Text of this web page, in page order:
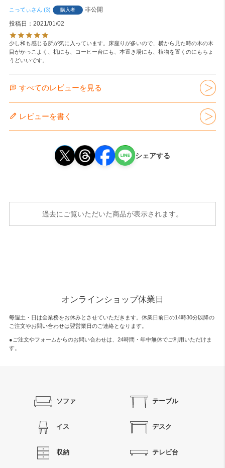
こってぃ 3 購入者
非公開
投稿日
2021/01/02
少し和も感じる所が気に入っています。床座りが多いので、横から見た時の木の木
目がかっこよく、机にも、コーヒー台にも、本置き場にも、植物を置くのにもちょ
うどいいです。
すべてのレビューを見る
レビューを書く
シェアする
過去にご覧いただいた商品が表示されます。
オンラインショップ休業日
毎週土・日は全業務をお休みとさせていただきます。休業日前日の14時30分以降の
ご注文やお問い合わせは翌営業日のご連絡となります。
●ご注文やフォームからのお問い合わせは、 24時間・年中無休でご利用いただけま
す。
ソファ テーブル
イス デスク
収納 テレビ台